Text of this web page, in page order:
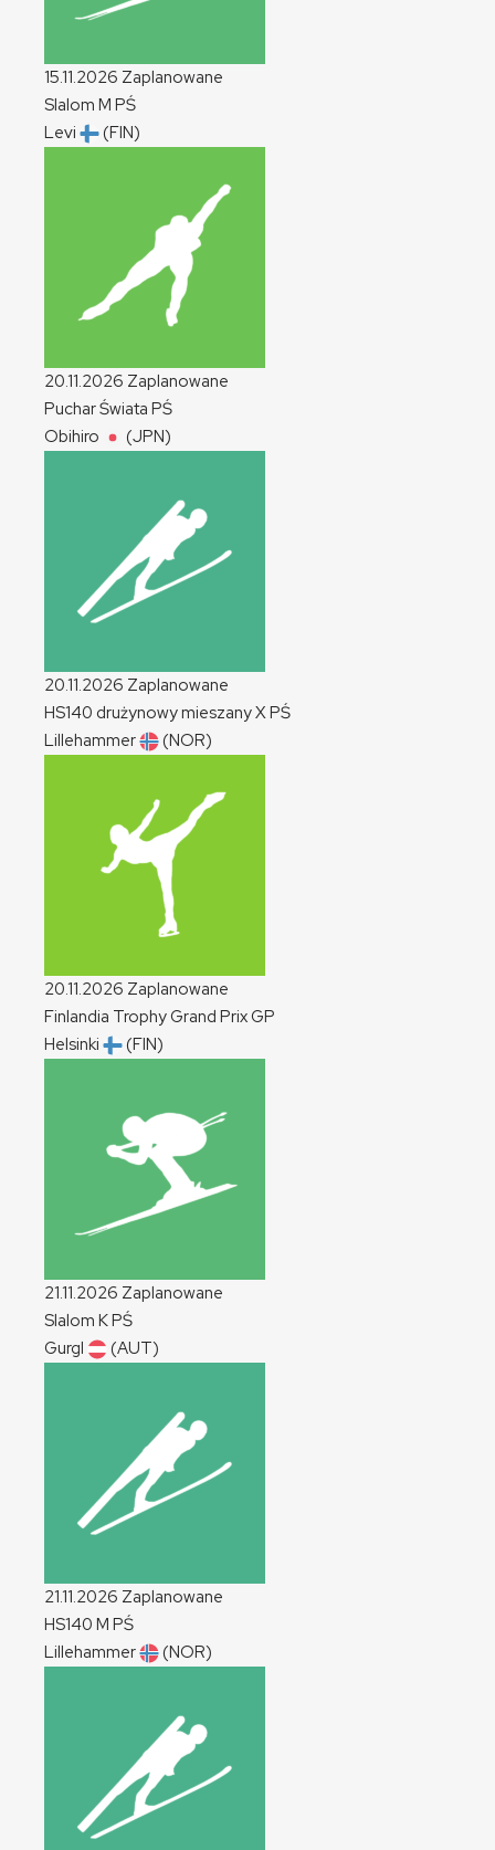
15.11.2026 Zaplanowane
Slalom M PŚ
Levi
(FIN)
20.11.2026 Zaplanowane
Puchar Świata PŚ
Obihiro
(JPN)
20.11.2026 Zaplanowane
HS140 drużynowy mieszanyXPŚ
Lillehammer
(NOR)
20.11.2026 Zaplanowane
Finlandia Trophy Grand PrixGP
Helsinki
(FIN)
21.11.2026 Zaplanowane
Slalom KPŚ
Gurgl
(AUT)
21.11.2026 Zaplanowane
HS140 M PŚ
Lillehammer
(NOR)